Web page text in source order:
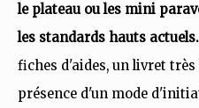
le plateau ou les mini
les standards hauts actuels.
fiches d'aides, un livret très
présence d'un mode